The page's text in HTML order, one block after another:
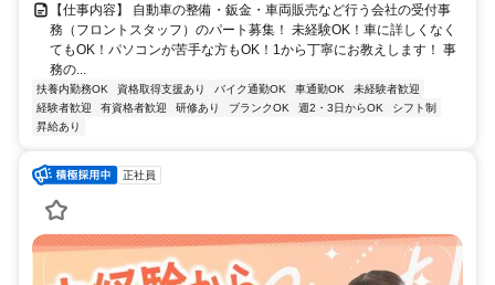
【仕事内容】 自動車の整備・鈑金・車両販売など行う会社の受付事
務（フロントスタッフ）のパート募集！ 未経験OK！車に詳しくなく
てもOK！パソコンが苦手な方もOK！1から丁寧にお教えします！ 事
務の...
扶養内勤務OK 資格取得支援あり バイク通勤OK 車通勤OK
未経験者歓迎
経験者歓迎
有資格者歓迎 研修あり ブランクOK 週2・3日からOK
シフト制
昇給あり
正社員